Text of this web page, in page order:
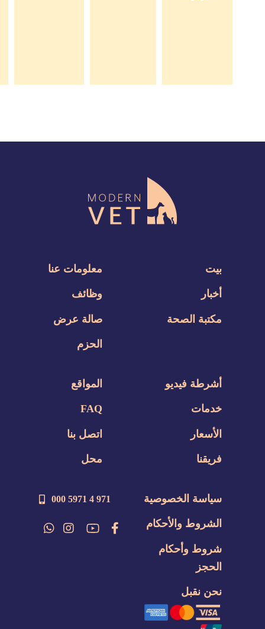
بيت
أخبار
مكتبة الصحة
معلومات عنا
وظائف
صالة عرض
الحزم
أشرطة فيديو
خدمات
الأسعار
فريقنا
المواقع
FAQ
اتصل بنا
محل
سياسة الخصوصية
الشروط والأحكام
شروط وأحكام
الحجز
نحن نقبل
971 4 5971 000